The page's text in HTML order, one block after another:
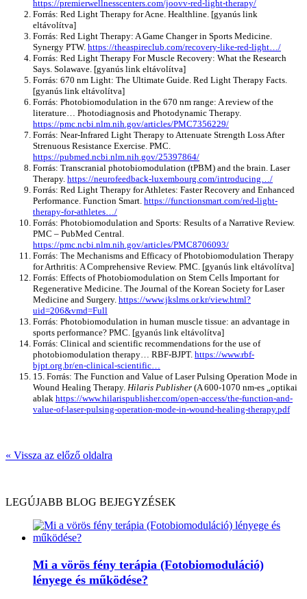
https://premierwellnesscenters.com/joovv-red-light-therapy/
Forrás: Red Light Therapy for Acne. Healthline. [gyanús link
eltávolítva]
Forrás: Red Light Therapy: A Game Changer in Sports Medicine.
Synergy PTW. https://theaspireclub.com/recovery-like-red-light…/
Forrás: Red Light Therapy For Muscle Recovery: What the Research
Says. Solawave. [gyanús link eltávolítva]
Forrás: 670 nm Light: The Ultimate Guide. Red Light Therapy Facts.
[gyanús link eltávolítva]
Forrás: Photobiomodulation in the 670 nm range: A review of the
literature… Photodiagnosis and Photodynamic Therapy.
https://pmc.ncbi.nlm.nih.gov/articles/PMC7356229/
Forrás: Near-Infrared Light Therapy to Attenuate Strength Loss After
Strenuous Resistance Exercise. PMC.
https://pubmed.ncbi.nlm.nih.gov/25397864/
Forrás: Transcranial photobiomodulation (tPBM) and the brain. Laser
Therapy. https://neurofeedback-luxembourg.com/introducing…/
Forrás: Red Light Therapy for Athletes: Faster Recovery and Enhanced
Performance. Function Smart. https://functionsmart.com/red-light-
therapy-for-athletes…/
Forrás: Photobiomodulation and Sports: Results of a Narrative Review.
PMC – PubMed Central.
https://pmc.ncbi.nlm.nih.gov/articles/PMC8706093/
Forrás: The Mechanisms and Efficacy of Photobiomodulation Therapy
for Arthritis: A Comprehensive Review. PMC. [gyanús link eltávolítva]
Forrás: Effects of Photobiomodulation on Stem Cells Important for
Regenerative Medicine. The Journal of the Korean Society for Laser
Medicine and Surgery. https://www.jkslms.or.kr/view.html?
uid=206&vmd=Full
Forrás: Photobiomodulation in human muscle tissue: an advantage in
sports performance? PMC. [gyanús link eltávolítva]
Forrás: Clinical and scientific recommendations for the use of
photobiomodulation therapy… RBF-BJPT. https://www.rbf-
bjpt.org.br/en-clinical-scientific…
15. Forrás: The Function and Value of Laser Pulsing Operation Mode in
Wound Healing Therapy. Hilaris Publisher (A 600-1070 nm-es „optikai
ablak https://www.hilarispublisher.com/open-access/the-function-and-
value-of-laser-pulsing-operation-mode-in-wound-healing-therapy.pdf
« Vissza az előző oldalra
LEGÚJABB BLOG BEJEGYZÉSEK
Mi a vörös fény terápia (Fotobiomoduláció)
lényege és működése?